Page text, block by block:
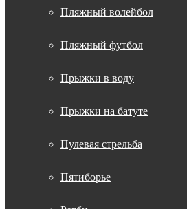
Пляжный волейбол
Пляжный футбол
Прыжки в воду
Прыжки на батуте
Пулевая стрельба
Пятиборье